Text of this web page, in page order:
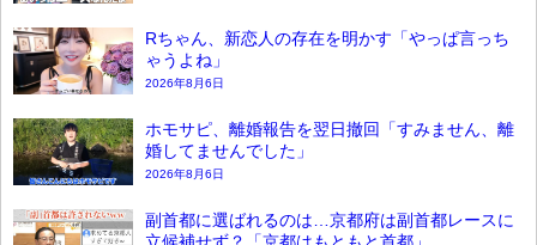
Rちゃん、新恋人の存在を明かす「やっぱ言っち
ゃうよね」
2026年8月6日
ホモサピ、離婚報告を翌日撤回「すみません、離
婚してませんでした」
2026年8月6日
副首都に選ばれるのは…京都府は副首都レースに